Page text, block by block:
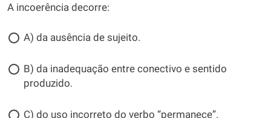
A incoerência decorre:
A) da ausência de sujeito.
B) da inadequação entre conectivo e sentido
produzido.
C) do uso incorreto do verbo “permanece”.